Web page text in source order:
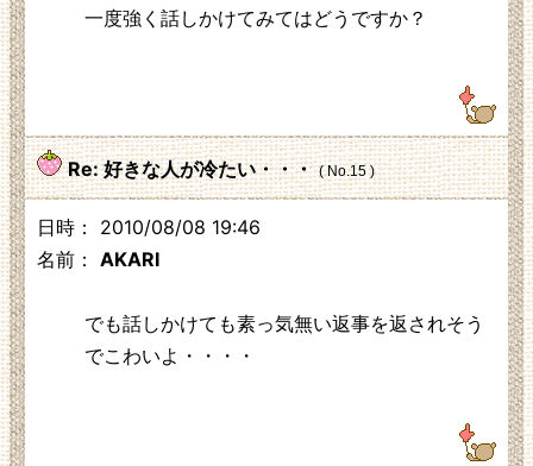
一度強く話しかけてみてはどうですか？
Re: 好きな人が冷たい・・・ ( No.15 )
日時： 2010/08/08 19:46
名前： AKARI
でも話しかけても素っ気無い返事を返されそう
でこわいよ・・・・